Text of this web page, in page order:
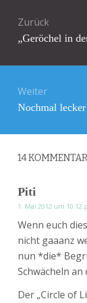
Zurück
Vorheriger
„Geröchel in
Weiter
Nächster
Nochmal
14
Piti
1. Mai 2012 um 10:12
Wenn euch
nicht gaaanz
nun *die*
Schwächeln an
Der „Circle of